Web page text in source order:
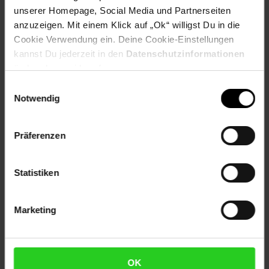
unserer Homepage, Social Media und Partnerseiten
anzuzeigen. Mit einem Klick auf „Ok“ willigst Du in die
Cookie Verwendung ein. Deine Cookie-Einstellungen
kannst Du jederzeit in den Datenschutzinformationen
ändern bzw. widerrufen.
Notwendig
Präferenzen
Statistiken
Marketing
OK
Versandinformationen
Herstellerinformationen
Fußzeile
Weitere Online-Angebote
Netto Reisen Weinwelt
Karriere